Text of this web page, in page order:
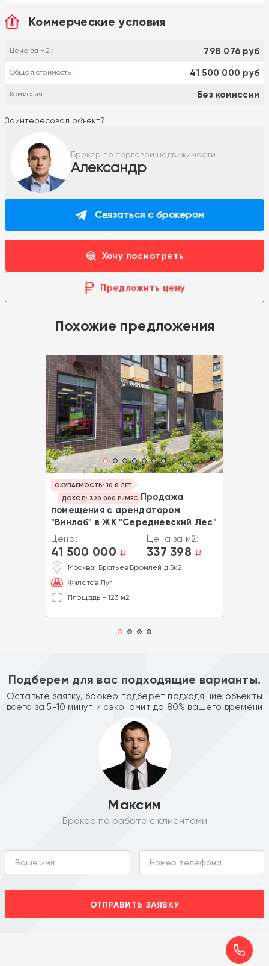
Коммерческие условия
Цена за м2 : 798 076 руб
Общая стоимость : 41 500 000 руб
Комиссия: Без комиссии
Заинтересовал объект?
Брокер по торговой недвижимости
Александр
Связаться с брокером
Хочу посмотреть
Предложить цену
Похожие предложения
ОКУПАЕМОСТЬ: 10.8 ЛЕТ
ДОХОД: 320 000 Р/МЕС Продажа
помещения с арендатором
"Винлаб" в ЖК "Середневский Лес"
Цена:
41 500 000 a
Цена за м2:
337 398 a
Москва, Братьев Бромлей д.5к2
Филатов Луг
Площадь - 123 м2
Подберем для вас подходящие варианты.
Оставьте заявку, брокер подберет подходящие объекты
всего за 5-10 минут и сэкономит до 80% вашего времени
Максим
Брокер по работе с клиентами
ОТПРАВИТЬ ЗАЯВКУ